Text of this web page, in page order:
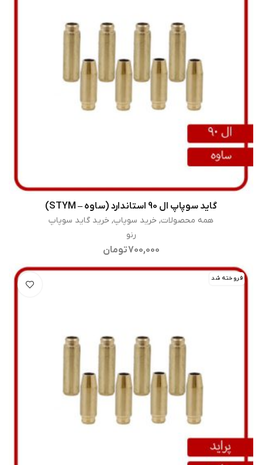
اطلاعات بیشتر گاید سوپاپ ال 90 استاندارد (ساوه – STYM)
همه محصولات, خرید سوپاپ, خرید گاید سوپاپ
رنو
700,000تومان
فروخته شد